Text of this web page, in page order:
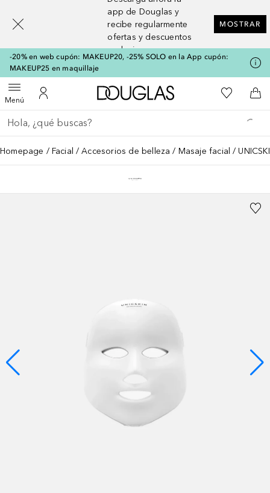
app de Douglas y
recibe regularmente
ofertas y descuentos
exclusivos
MOSTRAR
-20% en web cupón: MAKEUP20, -25% SOLO en la App cupón:
MAKEUP25 en maquillaje
MenúAbrir menúMi cuenta
A Douglas HomeMi lista de
A
Regresar
Ejecutar búsqueda
Homepage Facial Accesorios de belleza Masaje facial
[navigation.slideout.screenreader]